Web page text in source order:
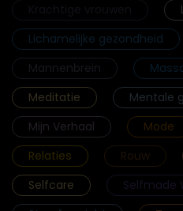
Lichamelijke gezondheid
Mannenbrein
Meditatie
Mentale
Mijn Verhaal
Mode
Relaties
Rouw
Selfcare
Selfmade